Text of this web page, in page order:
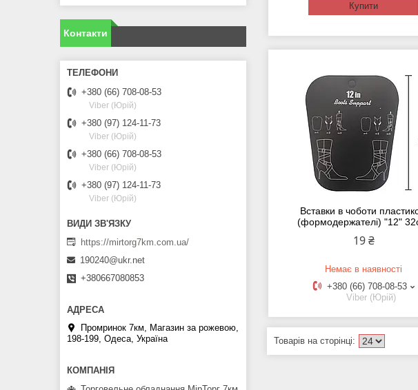
Купити
Вставки в чоботи
(формодержателі) "12"
19 ₴
Немає в наявності
+380 (66) 708-08-53
Viber (Юрій)
Контакти
+380 (66) 708-08-53
Viber (Юрій)
+380 (97) 124-11-73
Viber (Юрій)
+380 (66) 708-08-53
Viber (Юрій)
+380 (97) 124-11-73
Viber (Юрій)
https://mirtorg7km.com.ua/
190240@ukr.net
+380667080853
Промринок 7км, Магазин за рожевою,
198-199, Одеса, Україна